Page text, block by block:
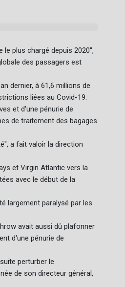
le plus chargé depuis 2020",
des passagers est
dernier, à 61,6 millions de
liées au Covid-19.
et d'une pénurie de
de traitement des bagages
a fait valoir la direction
et Virgin Atlantic vers la
avec le début de la
largement paralysé par les
avait aussi dû plafonner
d'une pénurie de
perturber le
de son directeur général,